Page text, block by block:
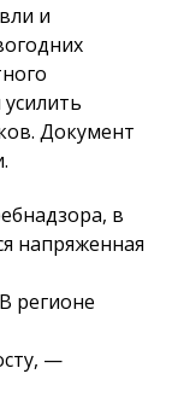
и
Документ
в
напряженная
регионе
—